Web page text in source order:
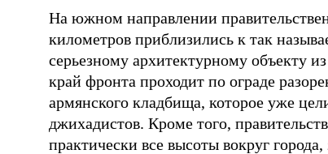
На южном направлении
километров приблизились к так
серьезному архитектурному объекту
край фронта проходит по ограде
армянского кладбища, которое уже
джихадистов. Кроме того,
практически все высоты вокруг